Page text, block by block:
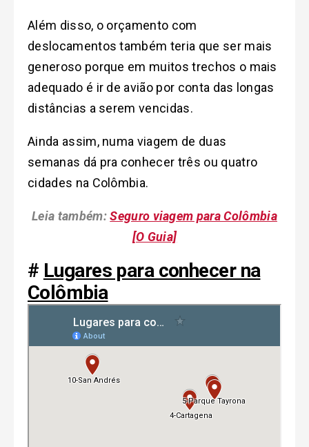
Além disso, o orçamento com
deslocamentos também teria que ser mais
generoso porque em muitos trechos o mais
adequado é ir de avião por conta das longas
distâncias a serem vencidas.
Ainda assim, numa viagem de duas
semanas dá pra conhecer três ou quatro
cidades na Colômbia.
Leia também: Seguro viagem para Colômbia
[O Guia]
# Lugares para conhecer na
Colômbia